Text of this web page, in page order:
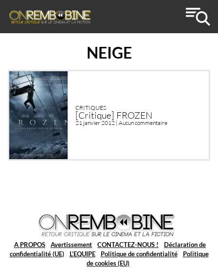
NEIGE
CRITIQUES
[Critique] FROZEN
21 janvier 2012 | Aucun commentaire
A PROPOS Avertissement CONTACTEZ-NOUS !
Déclaration de
confidentialité (UE)
L’EQUIPE Politique de confidentialité
Politique
de cookies (EU)